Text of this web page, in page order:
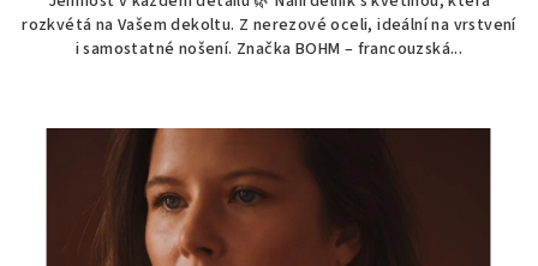
rozkvétá na Vašem dekoltu. Z nerezové oceli, ideální na vrstvení
i samostatné nošení. Značka BOHM – francouzská...